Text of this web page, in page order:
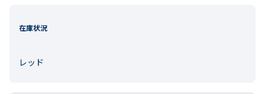
在庫状況
レッド